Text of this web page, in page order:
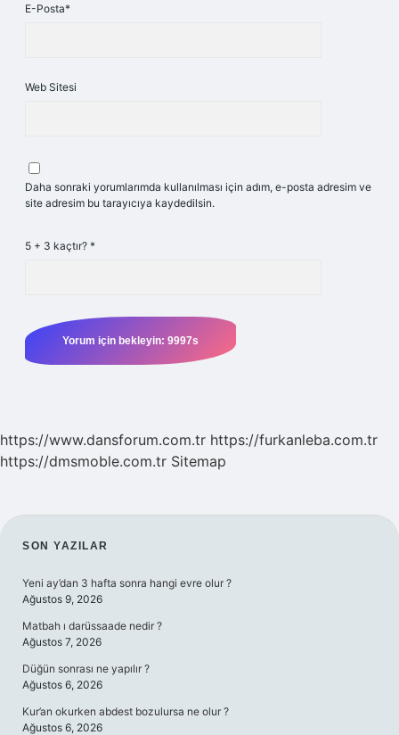
E-Posta*
Web Sitesi
Daha sonraki yorumlarımda kullanılması için adım, e-posta adresim ve
site adresim bu tarayıcıya kaydedilsin.
5 + 3 kaçtır? *
https://www.dansforum.com.tr https://furkanleba.com.tr
https://dmsmoble.com.tr Sitemap
SIDEBAR
SON YAZILAR
Yeni ay’dan 3 hafta sonra hangi evre olur ?
Ağustos 9, 2026
Matbah ı darüssaade nedir ?
Ağustos 7, 2026
Düğün sonrası ne yapılır ?
Ağustos 6, 2026
Kur’an okurken abdest bozulursa ne olur ?
Ağustos 6, 2026